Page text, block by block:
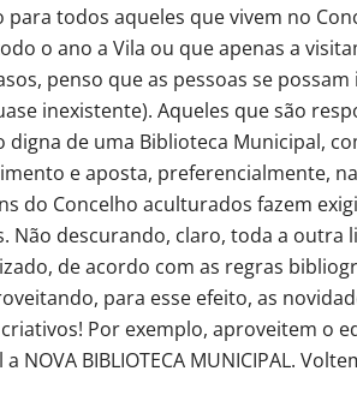
todos aqueles que vivem no
o ano a Vila ou que apenas a
penso que as pessoas se
inexistente). Aqueles que são
de uma Biblioteca Municipal,
e aposta, preferencialmente,
do Concelho aculturados fazem
Não descurando, claro, toda a outra
de acordo com as regras
para esse efeito, as
Por exemplo, aproveitem o
NOVA BIBLIOTECA MUNICIPAL.